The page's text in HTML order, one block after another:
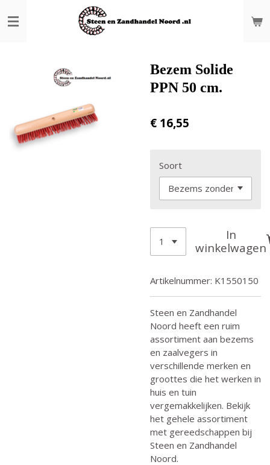
direct
Bezem Solide
PPN 50 cm.
€ 16,55
Soort
In
winkelwagen
Artikelnummer: K1550150
Steen en Zandhandel
Noord heeft een ruim
assortiment aan bezems
en zaalvegers in
verschillende merken en
groottes die het werken in
huis en tuin
vergemakkelijken. Bekijk
het gehele assortiment
met gereedschappen bij
Steen en Zandhandel
Noord.